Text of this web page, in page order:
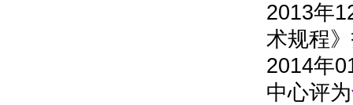
2013年
术规程
2014年
中心评为